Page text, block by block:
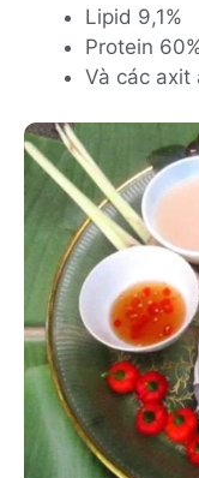
Lipid 9,1%
Protein
Và các axit